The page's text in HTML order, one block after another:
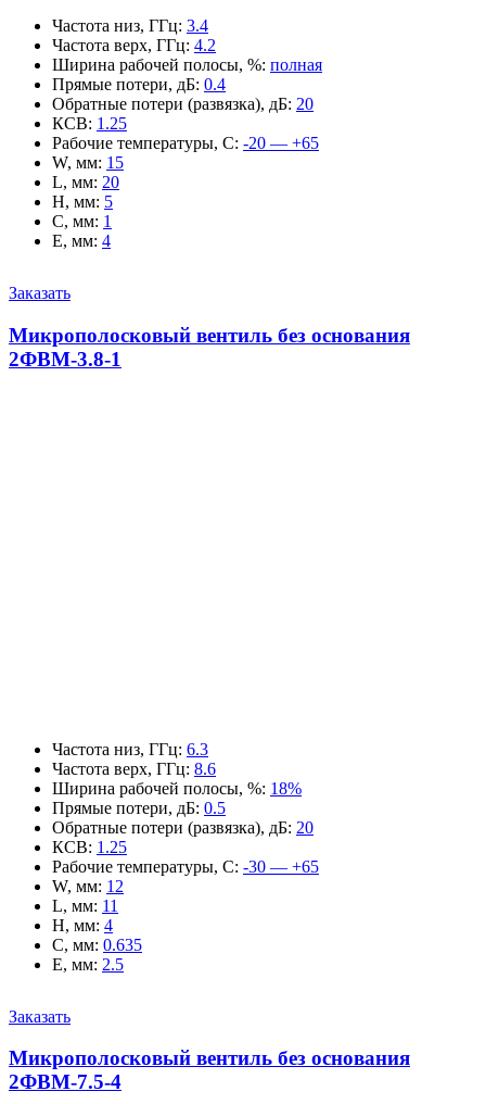
Частота низ, ГГц: 3.4
Частота верх, ГГц: 4.2
Ширина рабочей полосы, %: полная
Прямые потери, дБ: 0.4
Обратные потери (развязка), дБ: 20
КСВ: 1.25
Рабочие температуры, С: -20 — +65
W, мм: 15
L, мм: 20
H, мм: 5
C, мм: 1
E, мм: 4
Заказать
Микрополосковый вентиль без основания
2ФВМ-3.8-1
Частота низ, ГГц: 6.3
Частота верх, ГГц: 8.6
Ширина рабочей полосы, %: 18%
Прямые потери, дБ: 0.5
Обратные потери (развязка), дБ: 20
КСВ: 1.25
Рабочие температуры, С: -30 — +65
W, мм: 12
L, мм: 11
H, мм: 4
C, мм: 0.635
E, мм: 2.5
Заказать
Микрополосковый вентиль без основания
2ФВМ-7.5-4